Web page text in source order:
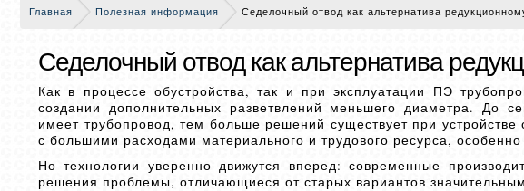
Главная Полезная информация Седелочный отвод как альтернатива
Седелочный отвод как альтернатива
Как в процессе обустройства, так и при эксплуатации ПЭ
создании дополнительных разветвлений меньшего диаметра. До
имеет трубопровод, тем больше решений существует при
с большими расходами материального и трудового ресурса,
Но технологии уверенно движутся вперед: современные
решения проблемы, отличающиеся от старых вариантов